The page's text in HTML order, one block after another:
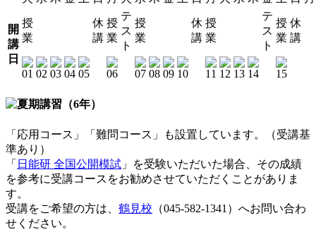
開
講
日
授
業
休
講
授
業
テ
ス
ト
授
業
休
講
授
業
テ
ス
ト
授
業
休
講
「応用コース」「難問コース」も設置しています。（受講基
準あり）
「 日能研 全国公開模試 」を受験いただいた場合、その成績
を参考に受講コースをお勧めさせていただくことがありま
す。
受講をご希望の方は、 鶴見校 （045-582-1341）へお問い合わ
せください。